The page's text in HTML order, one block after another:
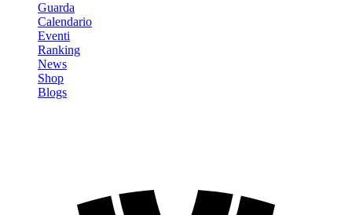
Guarda
Calendario
Eventi
Ranking
News
Shop
Blogs